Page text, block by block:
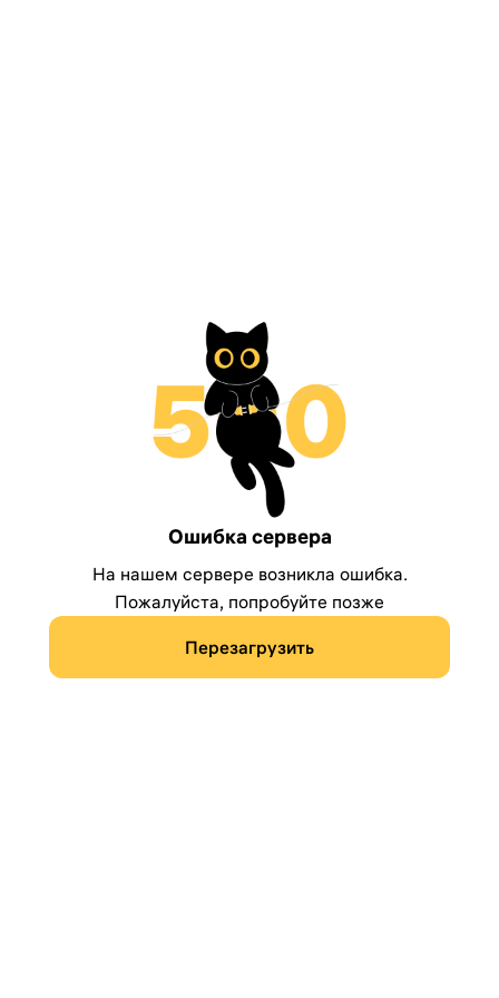
Ошибка сервера
На нашем сервере возникла ошибка.
Пожалуйста, попробуйте позже
Перезагрузить